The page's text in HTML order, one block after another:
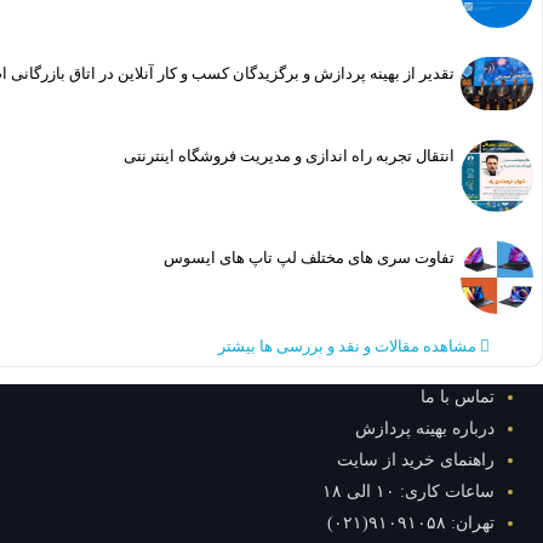
تقدیر از بهینه پردازش و برگزیدگان کسب و کار آنلاین در اتاق بازرگانی
انتقال تجربه راه اندازی و مدیریت فروشگاه اینترنتی
تفاوت سری های مختلف لپ تاپ های ایسوس
مشاهده مقالات و نقد و بررسی ها بیشتر
تماس با ما
درباره بهینه پردازش
راهنمای خرید از سایت
ساعات کاری: ۱۰ الی ۱۸
تهران: ۹۱۰۹۱۰۵۸(۰۲۱)